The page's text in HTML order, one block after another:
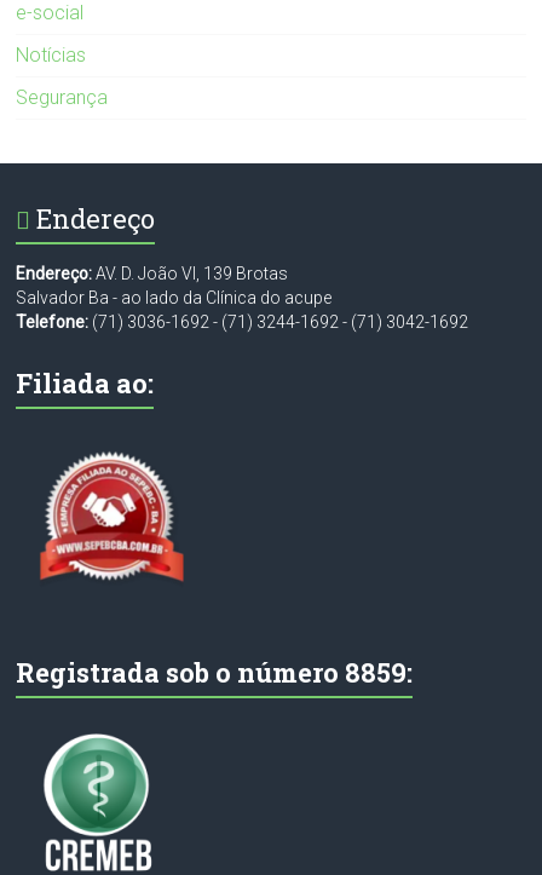
e-social
Notícias
Segurança
Endereço
Endereço:AV. D. João VI, 139 Brotas
Salvador Ba - ao lado da Clínica do acupe
Telefone: (71) 3036-1692- (71) 3244-1692- (71) 3042-1692
Filiada ao:
Registrada sob o número 8859: